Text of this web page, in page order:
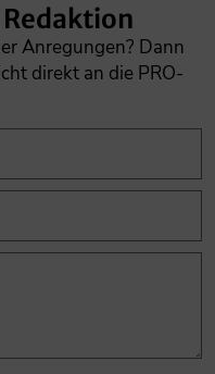
Anregungen? Dann
direkt an die PRO-